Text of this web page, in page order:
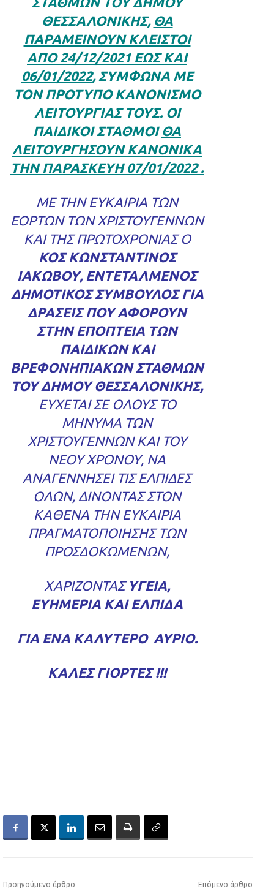
ΘΕΣΣΑΛΟΝΊΚΗΣ, ΘΑ
ΠΑΡΑΜΕΊΝΟΥΝ ΚΛΕΙΣΤΟΊ
ΑΠΌ 24/12/2021 ΈΩΣ ΚΑΙ
06/01/2022, ΣΎΜΦΩΝΑ ΜΕ
ΤΟΝ ΠΡΌΤΥΠΟ ΚΑΝΟΝΙΣΜΌ
ΛΕΙΤΟΥΡΓΊΑΣ ΤΟΥΣ. ΟΙ
ΠΑΙΔΙΚΟΊ ΣΤΑΘΜΟΊ ΘΑ
ΛΕΙΤΟΥΡΓΉΣΟΥΝ ΚΑΝΟΝΙΚΆ
ΤΗΝ ΠΑΡΑΣΚΕΥΉ 07/01/2022 .
ΜΕ ΤΗΝ ΕΥΚΑΙΡΊΑ ΤΩΝ
ΕΟΡΤΏΝ ΤΩΝ ΧΡΙΣΤΟΥΓΈΝΝΩΝ
ΚΑΙ ΤΗΣ ΠΡΩΤΟΧΡΟΝΙΆΣ Ο
ΚΟΣ ΚΩΝΣΤΑΝΤΊΝΟΣ
ΙΑΚΏΒΟΥ, ΕΝΤΕΤΑΛΜΈΝΟΣ
ΔΗΜΟΤΙΚΌΣ ΣΎΜΒΟΥΛΟΣ ΓΙΑ
ΔΡΆΣΕΙΣ ΠΟΥ ΑΦΟΡΟΎΝ
ΣΤΗΝ ΕΠΟΠΤΕΊΑ ΤΩΝ
ΠΑΙΔΙΚΏΝ ΚΑΙ
ΒΡΕΦΟΝΗΠΙΑΚΏΝ ΣΤΑΘΜΏΝ
ΤΟΥ ΔΉΜΟΥ ΘΕΣΣΑΛΟΝΊΚΗΣ,
ΕΎΧΕΤΑΙ ΣΕ ΌΛΟΥΣ ΤΟ
ΜΉΝΥΜΑ ΤΩΝ
ΧΡΙΣΤΟΥΓΈΝΝΩΝ ΚΑΙ ΤΟΥ
ΝΈΟΥ ΧΡΌΝΟΥ, ΝΑ
ΑΝΑΓΕΝΝΉΣΕΙ ΤΙΣ ΕΛΠΊΔΕΣ
ΌΛΩΝ, ΔΊΝΟΝΤΑΣ ΣΤΟΝ
ΚΑΘΈΝΑ ΤΗΝ ΕΥΚΑΙΡΊΑ
ΠΡΑΓΜΑΤΟΠΟΊΗΣΗΣ ΤΩΝ
ΠΡΟΣΔΟΚΏΜΕΝΩΝ,
ΧΑΡΊΖΟΝΤΑΣ ΥΓΕΙΑ,
ΕΥΗΜΕΡΙΑ ΚΑΙ ΕΛΠΙΔΑ
ΓΙΑ ΈΝΑ ΚΑΛΥΤΕΡΟ ΑΥΡΙΟ.
ΚΑΛΕΣ ΓΙΟΡΤΕΣ !!!
Προηγούμενο άρθρο Επόμενο άρθρο